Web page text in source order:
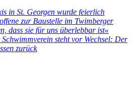
in St. Georgen wurde feierlich
zur Baustelle im Twimberger
dass sie für uns überlebbar ist«
Schwimmverein steht vor Wechsel: Der
zurück